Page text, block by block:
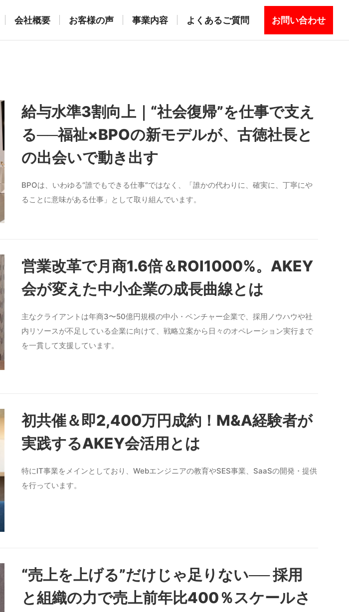
会社概要 お客様の声 事業内容 よくあるご質問 お問い合わせ
給与水準3割向上｜“社会復帰”を仕事で支え
る──福祉×BPOの新モデルが、古徳社長と
の出会いで動き出す
BPOは、いわゆる“誰でもできる仕事”ではなく、「誰かの代わりに、確実に、丁寧にや
ることに意味がある仕事」として取り組んでいます。
営業改革で月商1.6倍＆ROI1000%。AKEY
会が変えた中小企業の成長曲線とは
主なクライアントは年商3〜50億円規模の中小・ベンチャー企業で、採用ノウハウや社
内リソースが不足している企業に向けて、戦略立案から日々のオペレーション実行まで
を一貫して支援しています。
初共催＆即2,400万円成約！M&A経験者が
実践するAKEY会活用とは
特にIT事業をメインとしており、Webエンジニアの教育やSES事業、SaaSの開発・提供
を行っています。
“売上を上げる”だけじゃ足りない── 採用
と組織の力で売上前年比400％スケールさ